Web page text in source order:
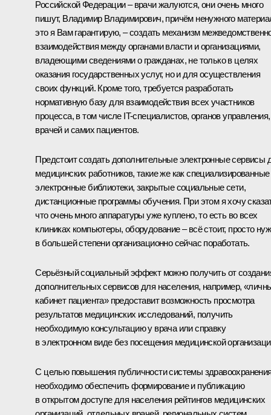
Российской Федерации – врачи жалуются, они очень много
пишут, Владимир Владимирович, причём ненужного
это я Вам гарантирую, – создать механизм
взаимодействия между органами власти и организациями,
владеющими сведениями о гражданах, не только в целях
оказания государственных услуг, но и для осуществления
своих функций. Кроме того, требуется разработать
нормативную базу для взаимодействия всех участников
процесса, в том числе IT-специалистов, органов управления,
врачей и самих пациентов.
Предстоит создать дополнительные электронные сервисы
медицинских работников, такие же как специализированные
электронные библиотеки, закрытые социальные сети,
дистанционные программы обучения. При этом я хочу
что очень много аппаратуры уже куплено, то есть во всех
клиниках компьютеры, оборудование – всё стоит, просто
в большей степени организационно сейчас поработать.
Серьёзный социальный эффект можно получить от
дополнительных сервисов для населения, например,
кабинет пациента» предоставит возможность просмотра
результатов медицинских исследований, получить
необходимую консультацию у врача или справку
в электронном виде без посещения медицинской
С целью повышения публичности системы
необходимо обеспечить формирование и публикацию
в открытом доступе для населения рейтингов медицинских